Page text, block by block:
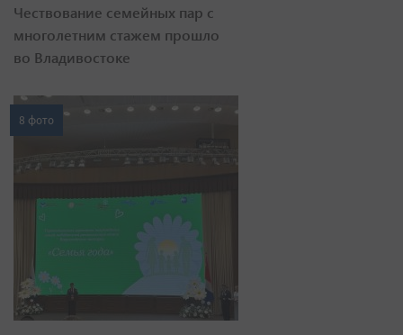
Чествование семейных пар с
многолетним стажем прошло
во Владивостоке
8 фото